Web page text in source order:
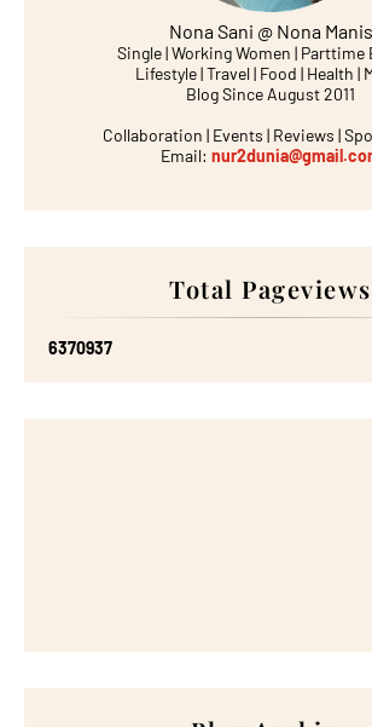
Nona Sani @ Nona Manis
Single | Working Women | Parttime
Lifestyle | Travel | Food | Health |
Blog Since August 2011
Collaboration | Events | Reviews |
Email:
Total Pageviews
6370937